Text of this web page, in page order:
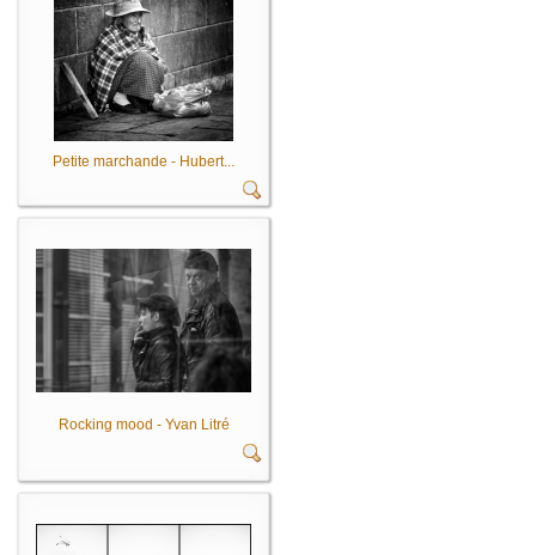
Petite marchande - Hubert...
Rocking mood - Yvan Litré